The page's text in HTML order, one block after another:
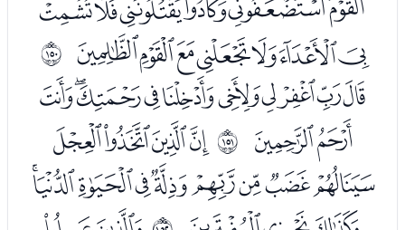
ﭴﭵﭶﭷﭸﭹﭺ ﲕ
ﭼﭽﭾﭿﮀﮁﮂﮃﮄﮅ
ﮆﮇ ﲖﮉﮊﮋﮌ
ﮍﮎﮏﮐﮑﮒﮓﮔﮕ